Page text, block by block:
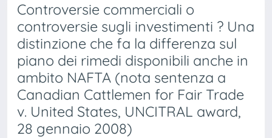
Controversie commerciali o
controversie sugli investimenti ? Una
distinzione che fa la differenza sul
piano dei rimedi disponibili anche in
ambito NAFTA (nota sentenza a
Canadian Cattlemen for Fair Trade
v. United States, UNCITRAL award,
28 gennaio 2008)